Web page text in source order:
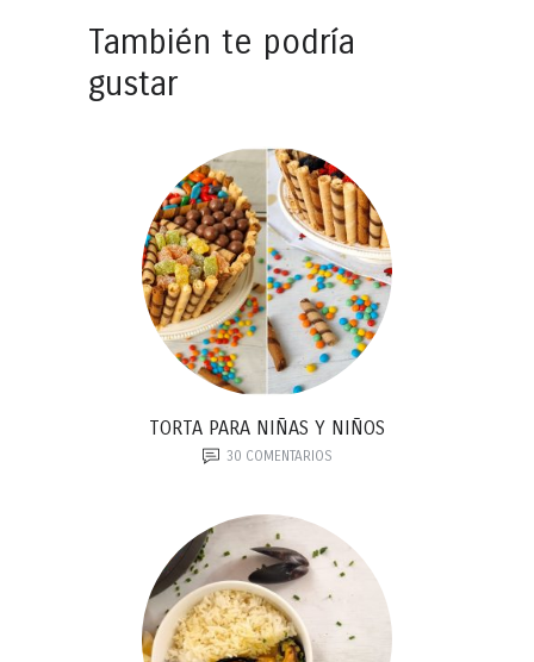
También te podría
gustar
TORTA PARA NIÑAS Y NIÑOS
30COMENTARIOS